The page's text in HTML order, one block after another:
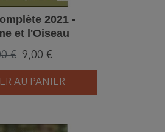
2021 -
et l'Oiseau
€ 9,00 €
AU PANIER